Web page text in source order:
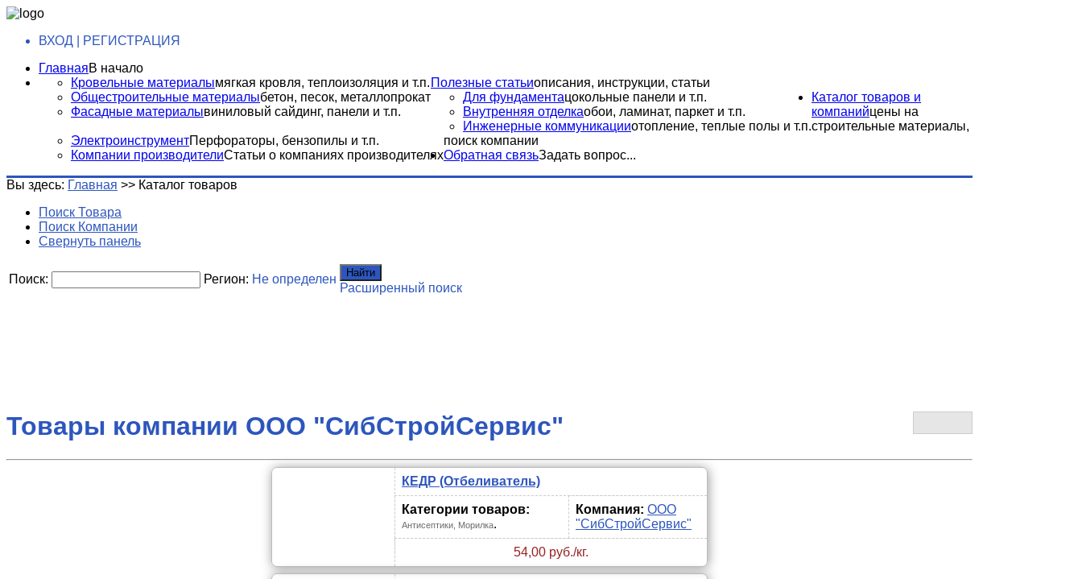
ВХОД | РЕГИСТРАЦИЯ
ГлавнаяВ начало
Полезные статьиописания, инструкции, статьи
Кровельные материалымягкая кровля, теплоизоляция и т.п.
Общестроительные материалыбетон, песок, металлопрокат
Фасадные материалывиниловый сайдинг, панели и т.п.
Для фундаментацокольные панели и т.п.
Внутренняя отделкаобои, ламинат, паркет и т.п.
Инженерные коммуникацииотопление, теплые полы и т.п.
ЭлектроинструментПерфораторы, бензопилы и т.п.
Компании производителиСтатьи о компаниях производителях
Каталог товаров и
компанийцены на
строительные материалы,
поиск компании
Обратная связьЗадать вопрос...
Вы здесь: Главная >> Каталог товаров
Поиск Товара
Поиск Компании
Свернуть панель
Поиск: Регион: Не определен Найти
Расширенный поиск
Товары компании ООО "СибСтройСервис"
КЕДР (Отбеливатель)
Категории товаров:
Антисептики, Морилка.
Компания: ООО
"СибСтройСервис"
54,00 руб./кг.